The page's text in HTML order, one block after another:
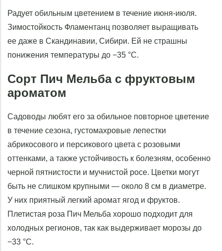
Радует обильным цветением в течение июня-июля.
Зимостойкость Фламентанц позволяет выращивать
ее даже в Скандинавии, Сибири. Ей не страшны
понижения температуры до −35 °С.
Сорт Пич Мельба с фруктовым
ароматом
Садоводы любят его за обильное повторное цветение
в течение сезона, густомахровые лепестки
абрикосового и персикового цвета с розовыми
оттенками, а также устойчивость к болезням, особенно
черной пятнистости и мучнистой росе. Цветки могут
быть не слишком крупными — около 8 см в диаметре.
У них приятный легкий аромат ягод и фруктов.
Плетистая роза Пич Мельба хорошо подходит для
холодных регионов, так как выдерживает морозы до
−33 °С.